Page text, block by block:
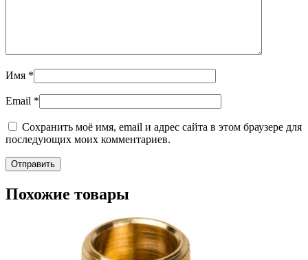
Имя *
Email *
Сохранить моё имя, email и адрес сайта в этом браузере для
последующих моих комментариев.
Похожие товары